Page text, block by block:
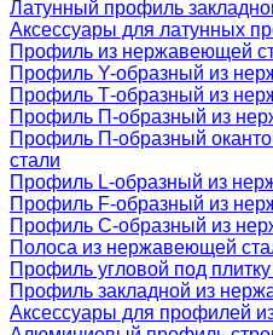
Латунный профиль
Аксессуары для латунных
Профиль из нержавеющей
Профиль Y-образный из
Профиль Т-образный из
Профиль П-образный из
Профиль П-образный
стали
Профиль L-образный из
Профиль F-образный из
Профиль C-образный из
Полоса из нержавеющей
Профиль угловой под
Профиль закладной из
Аксессуары для профилей